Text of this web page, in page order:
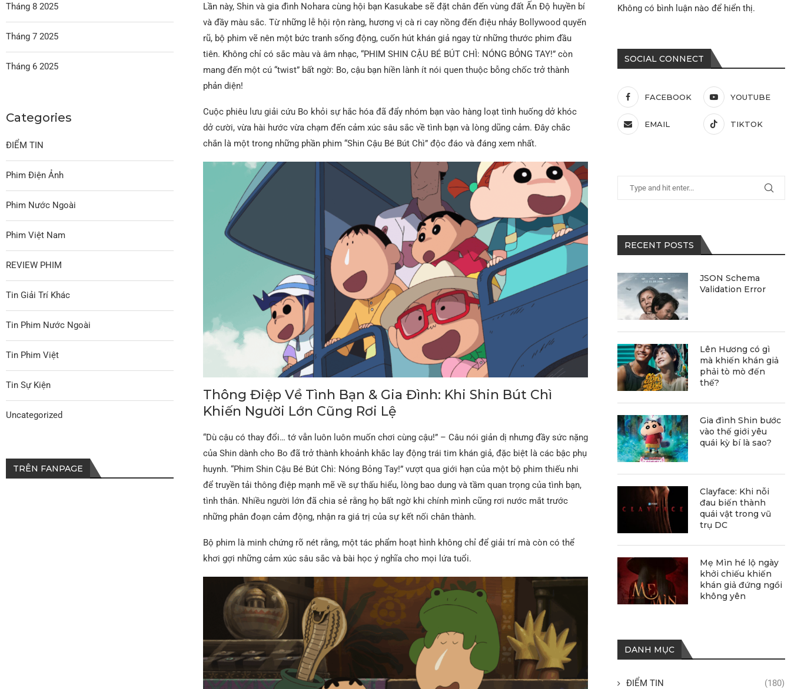
Lần này, Shin và gia đình Nohara cùng hội bạn Kasukabe sẽ đặt chân đến vùng đất Ấn Độ huyền bí
và đầy màu sắc. Từ những lễ hội rộn ràng, hương vị cà ri cay nồng đến điệu nhảy Bollywood quyến
rũ, bộ phim vẽ nên một bức tranh sống động, cuốn hút khán giả ngay từ những thước phim đầu
tiên. Không chỉ có sắc màu và âm nhạc, “PHIM SHIN CẬU BÉ BÚT CHÌ: NÓNG BỎNG TAY!” còn
mang đến một cú “twist” bất ngờ: Bo, cậu bạn hiền lành ít nói quen thuộc bỗng chốc trở thành
phản diện!
Cuộc phiêu lưu giải cứu Bo khỏi sự hắc hóa đã đẩy nhóm bạn vào hàng loạt tình huống dở khóc
dở cười, vừa hài hước vừa chạm đến cảm xúc sâu sắc về tình bạn và lòng dũng cảm. Đây chắc
chắn là một trong những phần phim “Shin Cậu Bé Bút Chì” độc đáo và đáng xem nhất.
Thông Điệp Về Tình Bạn & Gia Đình: Khi Shin Bút Chì
Khiến Người Lớn Cũng Rơi Lệ
“Dù cậu có thay đổi… tớ vẫn luôn luôn muốn chơi cùng cậu!” – Câu nói giản dị nhưng đầy sức nặng
của Shin dành cho Bo đã trở thành khoảnh khắc lay động trái tim khán giả, đặc biệt là các bậc phụ
huynh. “Phim Shin Cậu Bé Bút Chì: Nóng Bỏng Tay!” vượt qua giới hạn của một bộ phim thiếu nhi
để truyền tải thông điệp mạnh mẽ về sự thấu hiểu, lòng bao dung và tầm quan trọng của tình bạn,
tình thân. Nhiều người lớn đã chia sẻ rằng họ bất ngờ khi chính mình cũng rơi nước mắt trước
những phân đoạn cảm động, nhận ra giá trị của sự kết nối chân thành.
Bộ phim là minh chứng rõ nét rằng, một tác phẩm hoạt hình không chỉ để giải trí mà còn có thể
khơi gợi những cảm xúc sâu sắc và bài học ý nghĩa cho mọi lứa tuổi.
Không có bình luận nào để hiển thị.
SOCIAL CONNECT
FACEBOOK YOUTUBE
EMAIL TIKTOK
RECENT POSTS
JSON Schema
Validation Error
Lên Hương có gì
mà khiến khán giả
phải tò mò đến
thế?
Gia đình Shin bước
vào thế giới yêu
quái kỳ bí là sao?
Clayface: Khi nỗi
đau biến thành
quái vật trong vũ
trụ DC
Mẹ Mìn hé lộ ngày
khởi chiếu khiến
khán giả đứng ngồi
không yên
DANH MỤC
ĐIỂM TIN (180)
Tháng 8 2025
Tháng 7 2025
Tháng 6 2025
Categories
ĐIỂM TIN
Phim Điện Ảnh
Phim Nước Ngoài
Phim Việt Nam
REVIEW PHIM
Tin Giải Trí Khác
Tin Phim Nước Ngoài
Tin Phim Việt
Tin Sự Kiện
Uncategorized
TRÊN FANPAGE